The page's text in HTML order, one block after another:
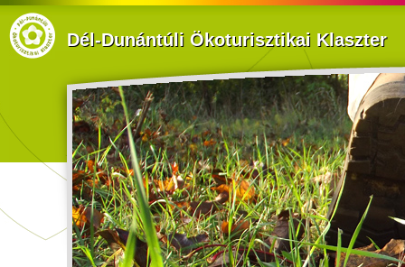
Dél-Dunántúli Ökoturisztikai Klaszter